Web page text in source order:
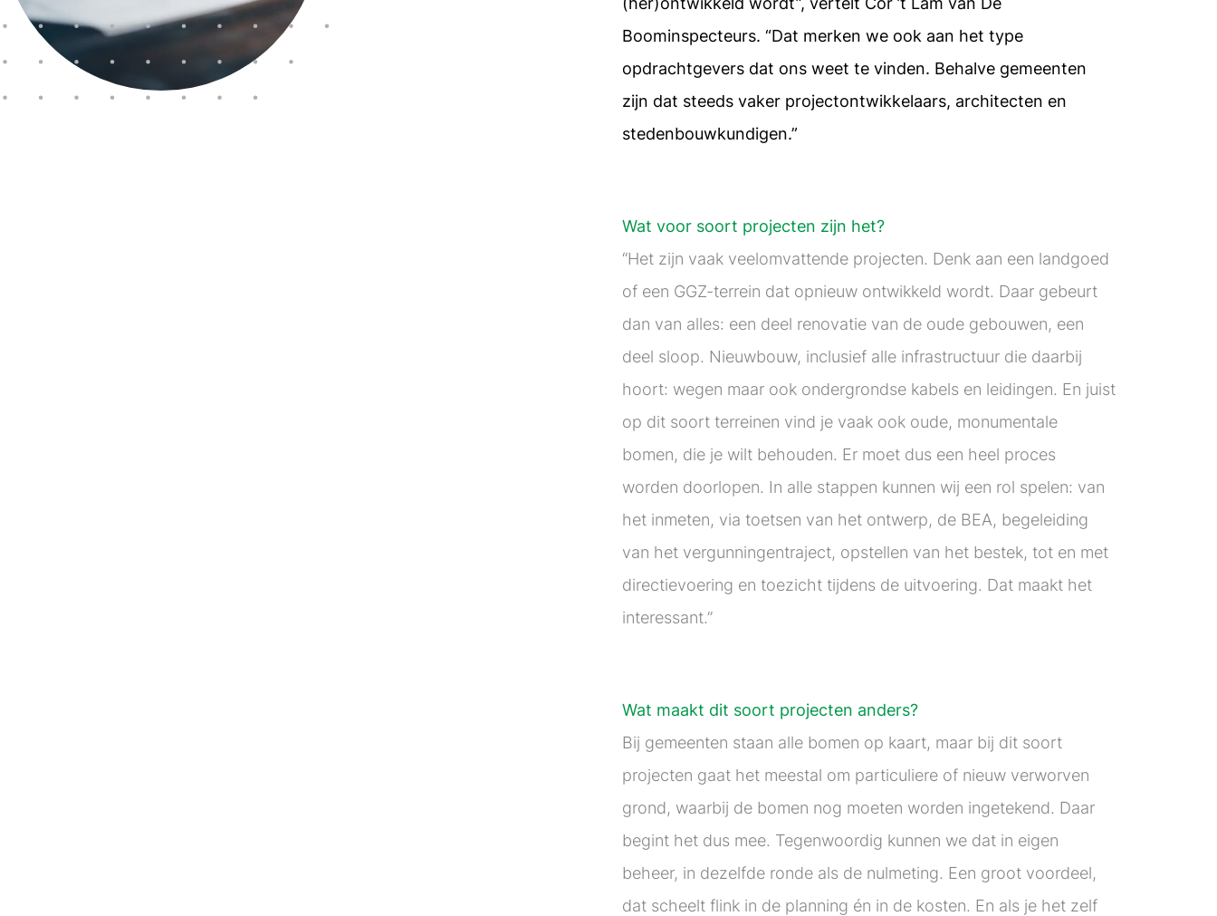
Boominspecteurs. “Dat merken we ook aan het type
opdrachtgevers dat ons weet te vinden. Behalve gemeenten
zijn dat steeds vaker projectontwikkelaars, architecten en
stedenbouwkundigen.”
Wat voor soort projecten zijn het?
“Het zijn vaak veelomvattende projecten. Denk aan een landgoed
of een GGZ-terrein dat opnieuw ontwikkeld wordt. Daar gebeurt
dan van alles: een deel renovatie van de oude gebouwen, een
deel sloop. Nieuwbouw, inclusief alle infrastructuur die daarbij
hoort: wegen maar ook ondergrondse kabels en leidingen. En juist
op dit soort terreinen vind je vaak ook oude, monumentale
bomen, die je wilt behouden. Er moet dus een heel proces
worden doorlopen. In alle stappen kunnen wij een rol spelen: van
het inmeten, via toetsen van het ontwerp, de BEA, begeleiding
van het vergunningentraject, opstellen van het bestek, tot en met
directievoering en toezicht tijdens de uitvoering. Dat maakt het
interessant.”
Wat maakt dit soort projecten anders?
Bij gemeenten staan alle bomen op kaart, maar bij dit soort
projecten gaat het meestal om particuliere of nieuw verworven
grond, waarbij de bomen nog moeten worden ingetekend. Daar
begint het dus mee. Tegenwoordig kunnen we dat in eigen
beheer, in dezelfde ronde als de nulmeting. Een groot voordeel,
dat scheelt flink in de planning én in de kosten. En als je het zelf